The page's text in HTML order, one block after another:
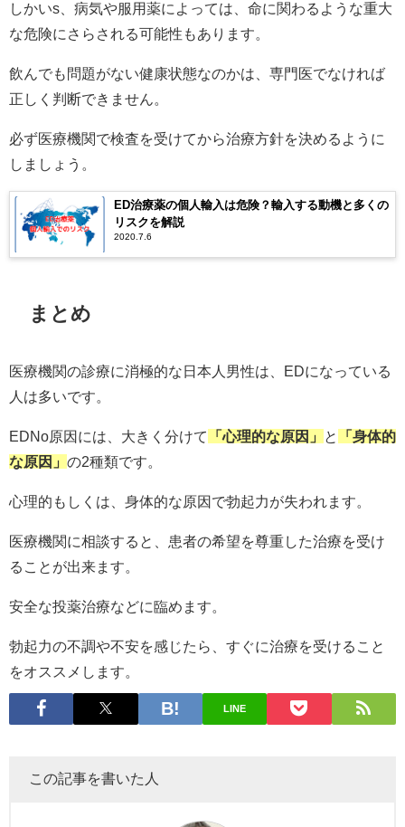
しかいs、病気や服用薬によっては、命に関わるような重大
な危険にさらされる可能性もあります。
飲んでも問題がない健康状態なのかは、専門医でなければ
正しく判断できません。
必ず医療機関で検査を受けてから治療方針を決めるように
しましょう。
ED治療薬の個人輸入は危険？輸入する動機と多くの
リスクを解説
2020.7.6
まとめ
医療機関の診療に消極的な日本人男性は、EDになっている
人は多いです。
EDNo原因には、大きく分けて 「心理的な原因」 と
「身体的
な原因」 の2種類です。
心理的もしくは、身体的な原因で勃起力が失われます。
医療機関に相談すると、患者の希望を尊重した治療を受け
ることが出来ます。
安全な投薬治療などに臨めます。
勃起力の不調や不安を感じたら、すぐに治療を受けること
をオススメします。
LINE
この記事を書いた人